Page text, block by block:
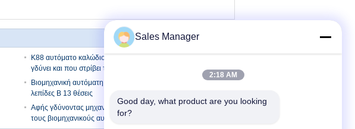
K88 αυτόματο καλώδιο μηχανών καλωδίων γδύνοντας που
γδύνει και που στρίβει τη μηχανή
Βιομηχανική αυτόματη γδύνοντας μηχανή καλωδίων με τις
λεπίδες Β 13 θέσεις
Αφής γδύνοντας μηχανή καλωδίων οθόνης αυτόματη για
τους βιομηχανικούς αυτοκίνητους τομείς
Sales Manager
2:18 AM
Good day, what product are you looking
for?